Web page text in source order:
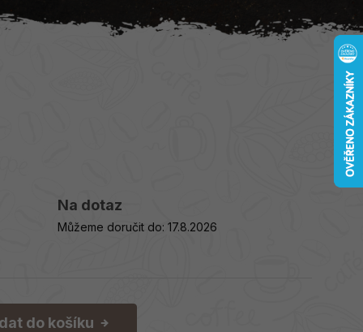
Na dotaz
Můžeme doručit do: 17.8.2026
do košíku